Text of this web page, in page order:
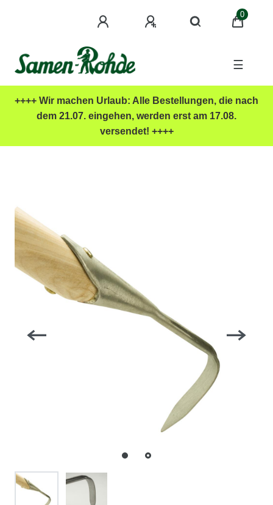
0
☰
++++ Wir machen Urlaub: Alle Bestellungen, die nach
dem 21.07. eingehen, werden erst am 17.08.
versendet! ++++